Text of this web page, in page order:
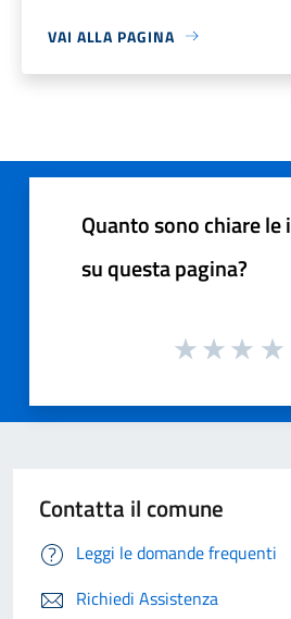
VAI ALLA PAGINA
Quanto sono chiare
su questa pagina?
Contatta il comune
Leggi le domande frequenti
Richiedi Assistenza